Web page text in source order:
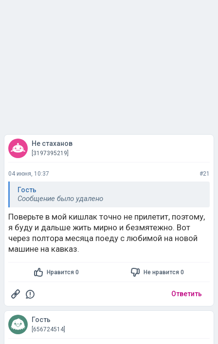
Не стаханов
[3197395219]
04 июня, 10:37 #21
Гость
Сообщение было удалено
Поверьте в мой кишлак точно не прилетит, поэтому,
я буду и дальше жить мирно и безмятежно. Вот
через полтора месяца поеду с любимой на новой
машине на кавказ.
Нравится 0 Не нравится 0
Ответить
Гость
[656724514]